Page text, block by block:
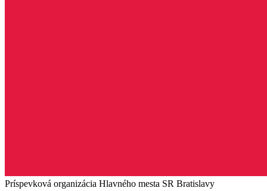
Príspevková organizácia Hlavného mesta SR Bratislavy